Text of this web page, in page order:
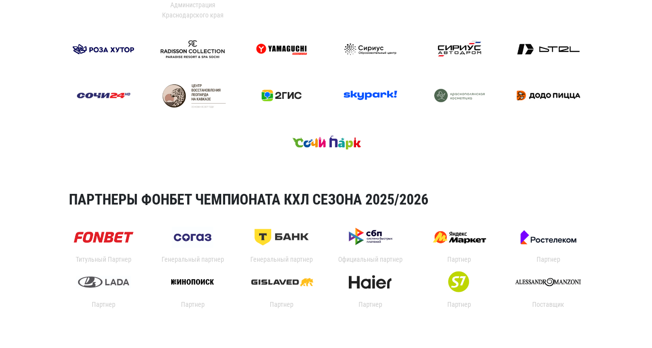
Администрация
Краснодарского края
ПАРТНЕРЫ ФОНБЕТ ЧЕМПИОНАТА КХЛ СЕЗОНА 2025/2026
Титульный Партнер Генеральный партнер Генеральный партнер Официальный партнер Партнер Партнер
Партнер Партнер Партнер Партнер Партнер Поставщик